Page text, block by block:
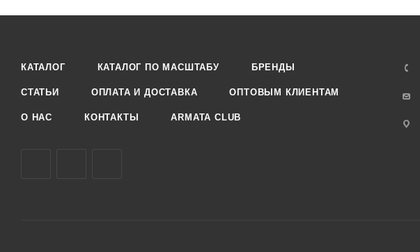
КАТАЛОГ КАТАЛОГ ПО МАСШТАБУ БРЕНДЫ
СТАТЬИ ОПЛАТА И ДОСТАВКА ОПТОВЫМ КЛИЕНТАМ
О НАС КОНТАКТЫ ARMATA CLUB